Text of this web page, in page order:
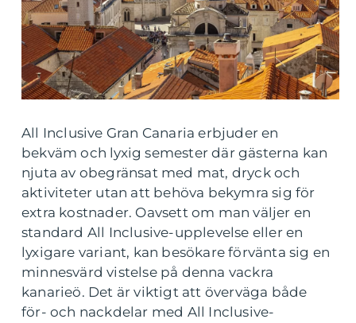
All Inclusive Gran Canaria erbjuder en
bekväm och lyxig semester där gästerna kan
njuta av obegränsat med mat, dryck och
aktiviteter utan att behöva bekymra sig för
extra kostnader. Oavsett om man väljer en
standard All Inclusive-upplevelse eller en
lyxigare variant, kan besökare förvänta sig en
minnesvärd vistelse på denna vackra
kanarieö. Det är viktigt att överväga både
för- och nackdelar med All Inclusive-